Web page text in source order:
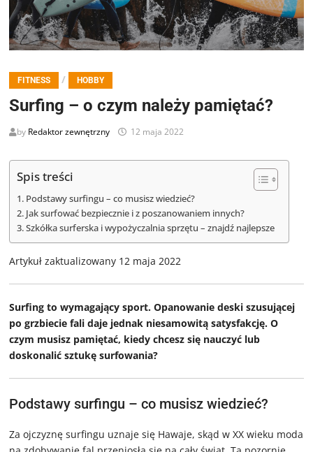
FITNESS / HOBBY
Surfing – o czym należy pamiętać?
by Redaktor zewnętrzny 12 maja 2022
Spis treści
Podstawy surfingu – co musisz wiedzieć?
Jak surfować bezpiecznie i z poszanowaniem innych?
Szkółka surferska i wypożyczalnia sprzętu – znajdź najlepsze
Artykuł zaktualizowany 12 maja 2022
Surfing to wymagający sport. Opanowanie deski szusującej
po grzbiecie fali daje jednak niesamowitą satysfakcję. O
czym musisz pamiętać, kiedy chcesz się nauczyć lub
doskonalić sztukę surfowania?
Podstawy surfingu – co musisz wiedzieć?
Za ojczyznę surfingu uznaje się Hawaje, skąd w XX wieku moda